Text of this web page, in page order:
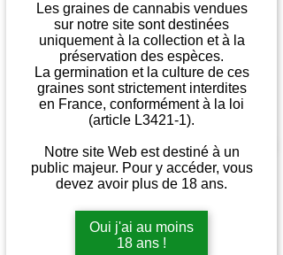
Les graines de cannabis vendues
sur notre site sont destinées
uniquement à la collection et à la
préservation des espèces.
La germination et la culture de ces
graines sont strictement interdites
en France, conformément à la loi
(article L3421-1).
Notre site Web est destiné à un
public majeur. Pour y accéder, vous
devez avoir plus de 18 ans.
Oui j'ai au moins
18 ans !
Zkittlez
19,99 €Prix
Nombre de graines *
Quantité *